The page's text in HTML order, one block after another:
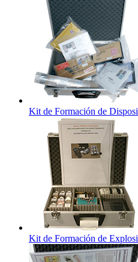
Kit de Formación de
Kit de Formación de